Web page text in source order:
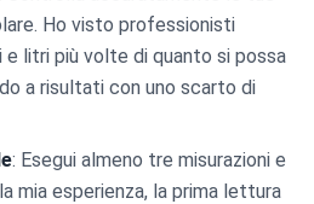
Ho visto professionisti
litri più volte di quanto si possa
a risultati con uno scarto di
: Esegui almeno tre misurazioni e
mia esperienza, la prima lettura